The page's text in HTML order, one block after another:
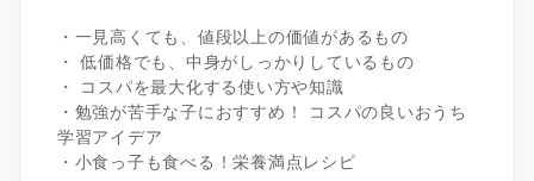
・一見高くても、値段以上の価値があるもの
・ 低価格でも、中身がしっかりしているもの
・ コスパを最大化する使い方や知識
・勉強が苦手な子におすすめ！ コスパの良いおうち
学習アイデア
・小食っ子も食べる！栄養満点レシピ